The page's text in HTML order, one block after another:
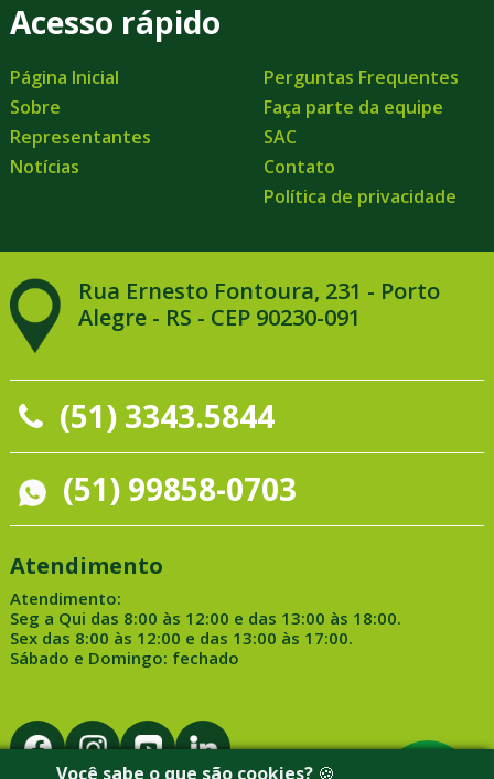
Acesso rápido
Página Inicial
Sobre
Representantes
Notícias
Perguntas Frequentes
Faça parte da equipe
SAC
Contato
Política de privacidade
Rua Ernesto Fontoura, 231 - Porto
Alegre - RS - CEP 90230-091
(51) 3343.5844
(51) 99858-0703
Atendimento
Atendimento:
Seg a Qui das 8:00 às 12:00 e das 13:00 às 18:00.
Sex das 8:00 às 12:00 e das 13:00 às 17:00.
Sábado e Domingo: fechado
Você sabe o que são cookies? 🍪